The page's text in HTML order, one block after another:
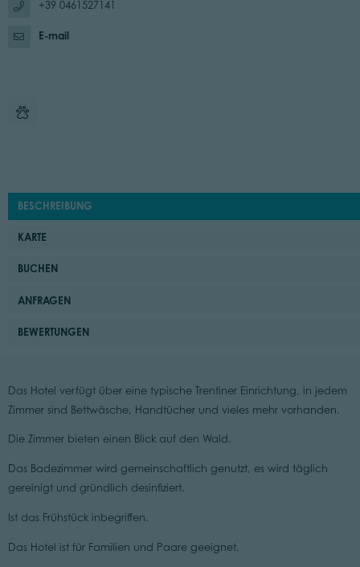
+39 0461527141
E-mail
BESCHREIBUNG
KARTE
BUCHEN
ANFRAGEN
BEWERTUNGEN
Das Hotel verfügt über eine typische Trentiner Einrichtung, in jedem
Zimmer sind Bettwäsche, Handtücher und vieles mehr vorhanden.
Die Zimmer bieten einen Blick auf den Wald.
Das Badezimmer wird gemeinschaftlich genutzt, es wird täglich
gereinigt und gründlich desinfiziert.
Ist das Frühstück inbegriffen.
Das Hotel ist für Familien und Paare geeignet.